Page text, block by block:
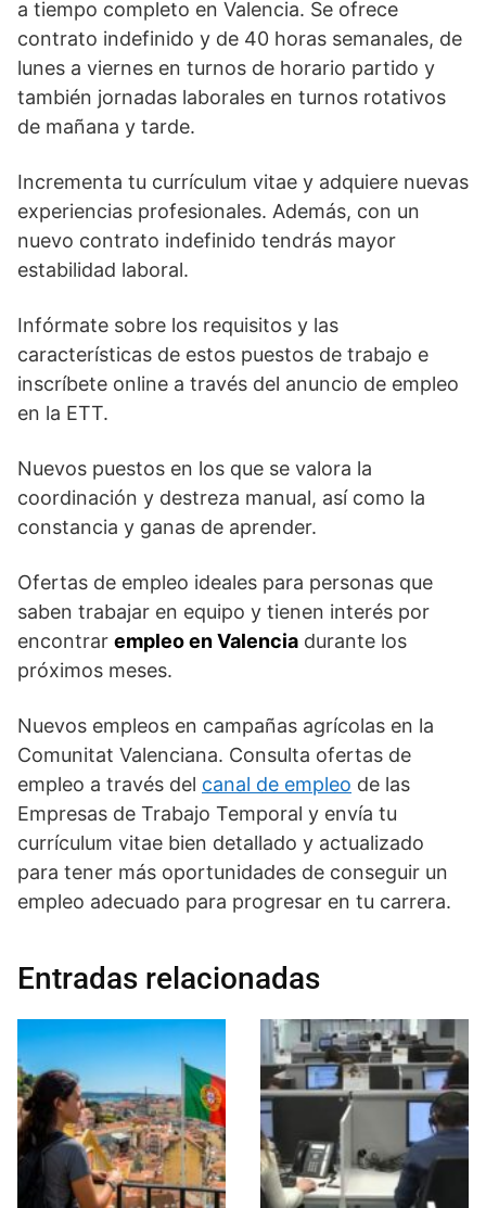
a tiempo completo en Valencia. Se ofrece
contrato indefinido y de 40 horas semanales, de
lunes a viernes en turnos de horario partido y
también jornadas laborales en turnos rotativos
de mañana y tarde.
Incrementa tu currículum vitae y adquiere nuevas
experiencias profesionales. Además, con un
nuevo contrato indefinido tendrás mayor
estabilidad laboral.
Infórmate sobre los requisitos y las
características de estos puestos de trabajo e
inscríbete online a través del anuncio de empleo
en la ETT.
Nuevos puestos en los que se valora la
coordinación y destreza manual, así como la
constancia y ganas de aprender.
Ofertas de empleo ideales para personas que
saben trabajar en equipo y tienen interés por
encontrar empleo en Valencia durante los
próximos meses.
Nuevos empleos en campañas agrícolas en la
Comunitat Valenciana. Consulta ofertas de
empleo a través del canal de empleo de las
Empresas de Trabajo Temporal y envía tu
currículum vitae bien detallado y actualizado
para tener más oportunidades de conseguir un
empleo adecuado para progresar en tu carrera.
Entradas relacionadas